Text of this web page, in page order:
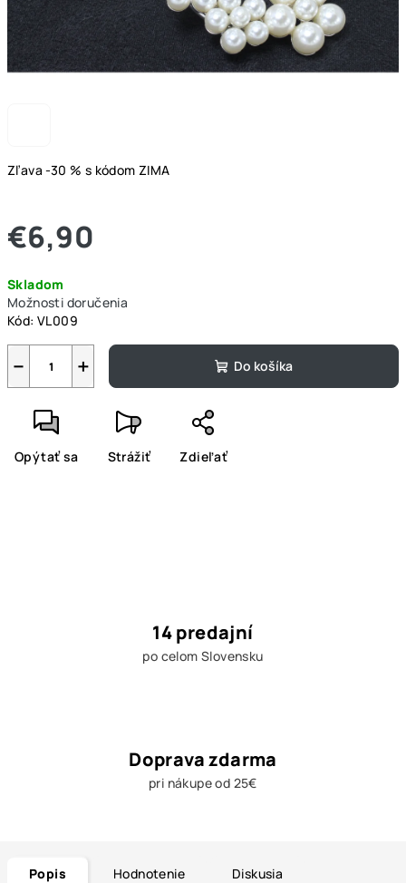
Zľava -30 % s kódom ZIMA
€6,90
cena:
Skladom
Možnosti doručenia
Kód: VL009
+
− Do košíka
Opýtať sa Strážiť Zdieľať
14 predajní
po celom Slovensku
Doprava zdarma
pri nákupe od 25€
Popis Hodnotenie Diskusia